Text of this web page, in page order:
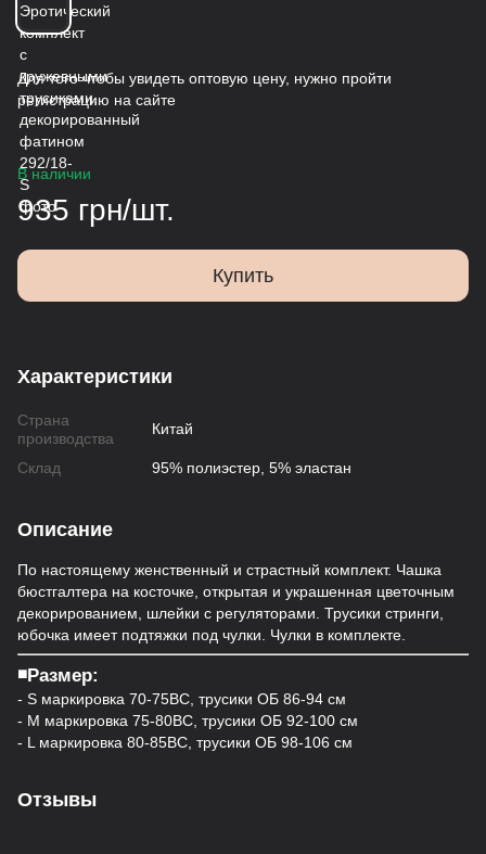
Для того чтобы увидеть оптовую цену, нужно пройти
регистрацию на сайте
В наличии
935 грн/шт.
Купить
Характеристики
Страна
производства
Китай
Склад 95% полиэстер, 5% эластан
Описание
По настоящему женственный и страстный комплект. Чашка
бюстгалтера на косточке, открытая и украшенная цветочным
декорированием, шлейки с регуляторами. Трусики стринги,
юбочка имеет подтяжки под чулки. Чулки в комплекте.
◾️Размер:
- S маркировка 70-75ВС, трусики ОБ 86-94 см
- M маркировка 75-80ВС, трусики ОБ 92-100 см
- L маркировка 80-85BC, трусики ОБ 98-106 см
Отзывы